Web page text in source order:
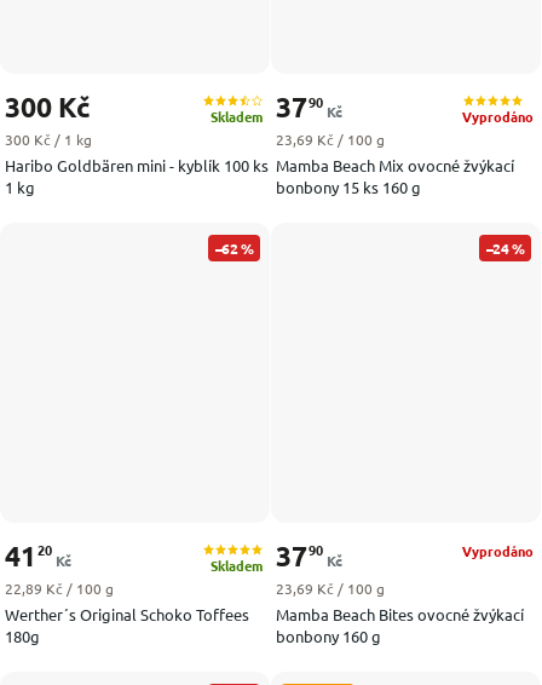
Haribo Goldbären mini - kyblík 100 ks
1 kg
Skladem
300 Kč
Měrná cena:
300 Kč / 1 kg
Mamba Beach Mix ovocné žvýkací
bonbony 15 ks 160 g
Vyprodáno
3790
Kč
Měrná cena:
23,69 Kč / 100 g
–62 %
Werther´s Original Schoko Toffees
180g
Skladem
41 20
Kč
Měrná cena:
22,89 Kč / 100 g
–24 %
Mamba Beach Bites ovocné žvýkací
bonbony 160 g
Vyprodáno
3790
Kč
Měrná cena:
23,69 Kč / 100 g